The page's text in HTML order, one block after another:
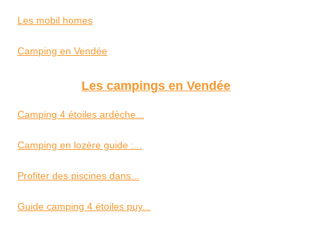
Les mobil homes
Camping en Vendée
Les campings en Vendée
Camping 4 étoiles ardèche...
Camping en lozère guide :...
Profiter des piscines dans...
Guide camping 4 étoiles puy...